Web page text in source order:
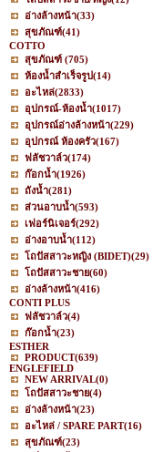
อ่างล้างหน้า(33)
สุขภัณฑ์(41)
COTTO
สุขภัณฑ์ (705)
ห้องน้ำสำเร็จรูป(14)
อะไหล่(2833)
อุปกรณ์-ห้องน้ำ(1017)
อุปกรณ์อ่างล้างหน้า(229)
อุปกรณ์ ห้องครัว(167)
ฟลัชวาล์ว(174)
ก๊อกน้ำ(1926)
ถังน้ำ(281)
ส่วนอาบน้ำ(593)
เฟอร์นิเจอร์(292)
อ่างอาบน้ำ(112)
โถปัสสาวะหญิง (BIDET)(29)
โถปัสสาวะชาย(60)
อ่างล้างหน้า(416)
CONTI PLUS
ฟลัชวาล์ว(4)
ก๊อกน้ำ(23)
ESTHER
PRODUCT(639)
ENGLEFIELD
NEW ARRIVAL(0)
โถปัสสาวะชาย(4)
อ่างล้างหน้า(23)
อะไหล่ / SPARE PART(16)
สุขภัณฑ์(23)